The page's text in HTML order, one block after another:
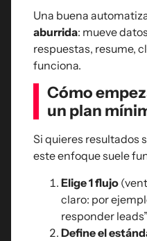
Una buena
aburrida: mueve
respuestas, resume,
funciona.
Cómo
un plan
Si quieres resultados
este enfoque suele
Elige 1 flujo
claro: por
responder
Define el